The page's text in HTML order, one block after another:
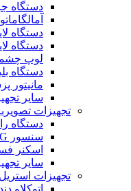
دستگاه
دستگاه
دستگاه
لوپ
دستگاه
مانیتور
سایر
تجهیزات
دستگاه
سنسور RVG
اسکنر
سایر
تجهیزات
اتوکلاو